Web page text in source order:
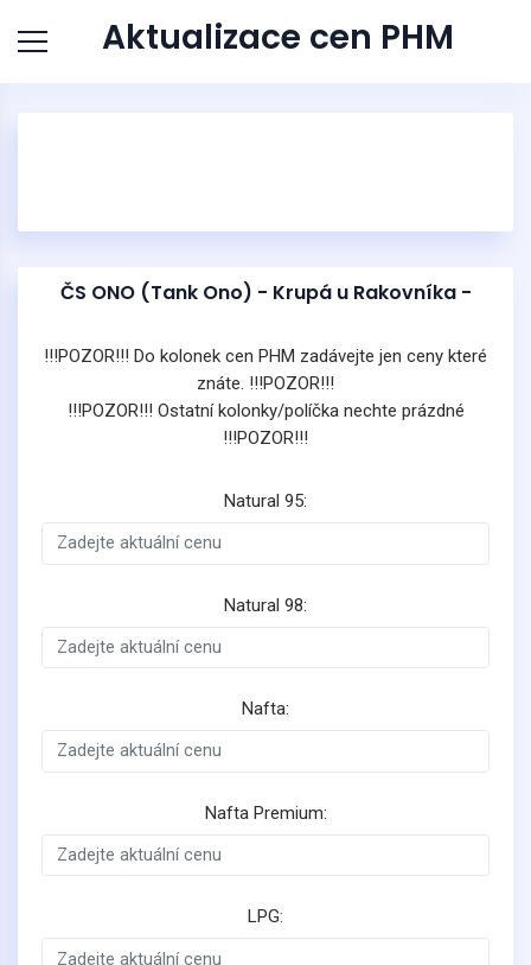
Aktualizace cen PHM
ČS ONO (Tank Ono) - Krupá u Rakovníka -
!!!POZOR!!! Do kolonek cen PHM zadávejte jen ceny které
znáte. !!!POZOR!!!
!!!POZOR!!! Ostatní kolonky/políčka nechte prázdné
!!!POZOR!!!
Natural 95:
Natural 98:
Nafta:
Nafta Premium:
LPG: